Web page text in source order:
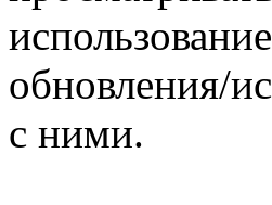
обновления/
с ними.